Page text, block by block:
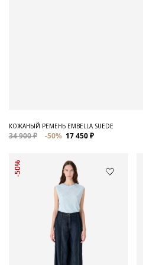
КОЖАНЫЙ РЕМЕНЬ EMBELLA SUEDE
34 900 ₽ -50% 17 450 ₽
-50%